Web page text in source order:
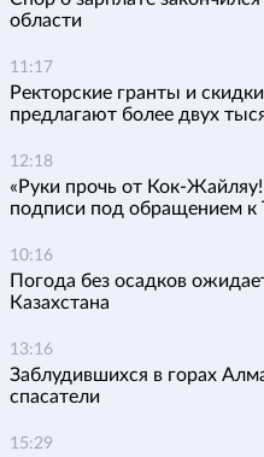
области
11:17
Ректорские гранты и
предлагают более двух
12:18
«Руки прочь от Кок-
подписи под обращением к
10:16
Погода без осадков
Казахстана
13:16
Заблудившихся в горах
спасатели
15:29